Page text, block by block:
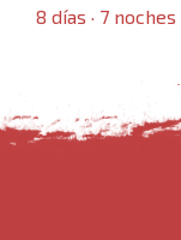
8 días · 7 noches